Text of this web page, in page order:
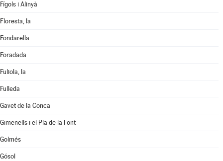
Fígols i Alinyà
Floresta, la
Fondarella
Foradada
Fuliola, la
Fulleda
Gavet de la Conca
Gimenells i el Pla de la Font
Golmés
Gósol